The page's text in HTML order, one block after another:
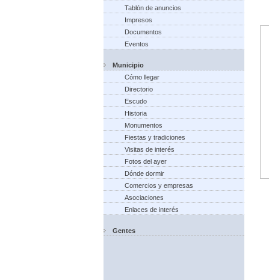
Tablón de anuncios
Impresos
Documentos
Eventos
Municipio
Cómo llegar
Directorio
Escudo
Historia
Monumentos
Fiestas y tradiciones
Visitas de interés
Fotos del ayer
Dónde dormir
Comercios y empresas
Asociaciones
Enlaces de interés
Gentes